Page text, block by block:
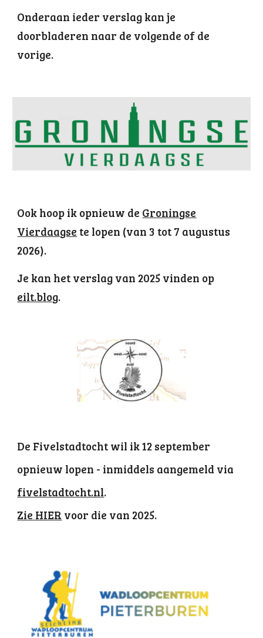
Onderaan ieder verslag kan je
doorbladeren naar de volgende of de
vorige.
Ook hoop ik opnieuw de Groningse
Vierdaagse te lopen (van 3 tot 7 augustus
2026).
Je kan het verslag van 2025 vinden op
eilt.blog.
De Fivelstadtocht wil ik 12 september
opnieuw lopen - inmiddels aangemeld via
fivelstadtocht.nl.
Zie HIER voor die van 2025.